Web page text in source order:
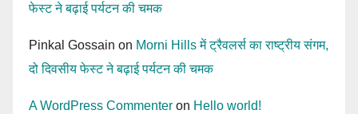
फेस्ट ने बढ़ाई पर्यटन की चमक
Pinkal Gossain on Morni Hills में ट्रैवलर्स का राष्ट्रीय संगम,
दो दिवसीय फेस्ट ने बढ़ाई पर्यटन की चमक
A WordPress Commenter on Hello world!